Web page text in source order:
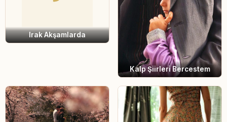
Irak Akşamlarda
Kalp Şiirleri Bercestem